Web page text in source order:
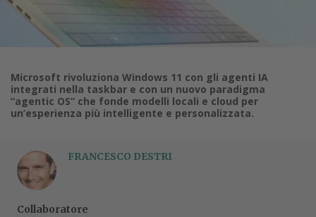
Microsoft rivoluziona Windows 11 con gli agenti IA
integrati nella taskbar e con un nuovo paradigma
“agentic OS” che fonde modelli locali e cloud per
un’esperienza più intelligente e personalizzata.
FRANCESCO DESTRI
Collaboratore